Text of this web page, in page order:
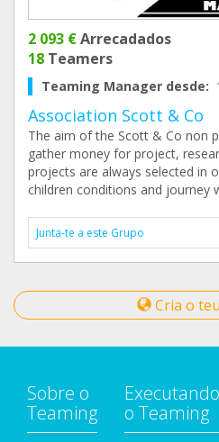
2 093 €Arrecadados
18 Teamers
Teaming Manager desde:
Association Scott & Co
The aim of the Scott & Co non
gather money for project,
projects are always selected in
children conditions and journey
Junta-te a este Grupo
Cria o
Sobre o
Teaming
Executando
o Teaming